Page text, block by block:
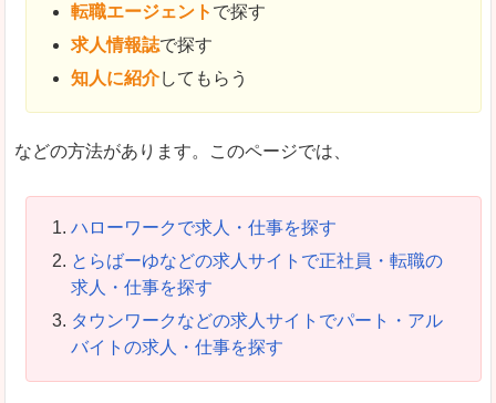
転職エージェント で探す
求人情報誌で探す
知人に紹介してもらう
などの方法があります。このページでは、
ハローワークで求人・仕事を探す
とらばーゆなどの求人サイトで正社員・転職の
求人・仕事を探す
タウンワークなどの求人サイトでパート・アル
バイトの求人・仕事を探す